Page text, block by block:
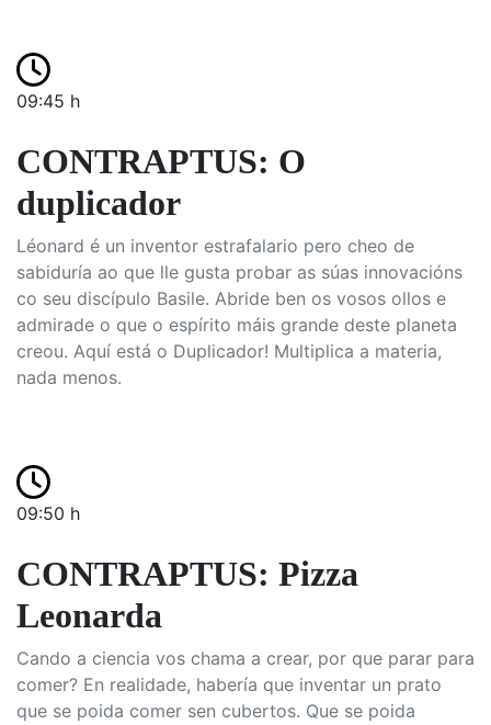
09:45 h
CONTRAPTUS: O
duplicador
Léonard é un inventor estrafalario pero cheo de
sabiduría ao que lle gusta probar as súas innovacións
co seu discípulo Basile. Abride ben os vosos ollos e
admirade o que o espírito máis grande deste planeta
creou. Aquí está o Duplicador! Multiplica a materia,
nada menos.
09:50 h
CONTRAPTUS: Pizza
Leonarda
Cando a ciencia vos chama a crear, por que parar para
comer? En realidade, habería que inventar un prato
que se poida comer sen cubertos. Que se poida